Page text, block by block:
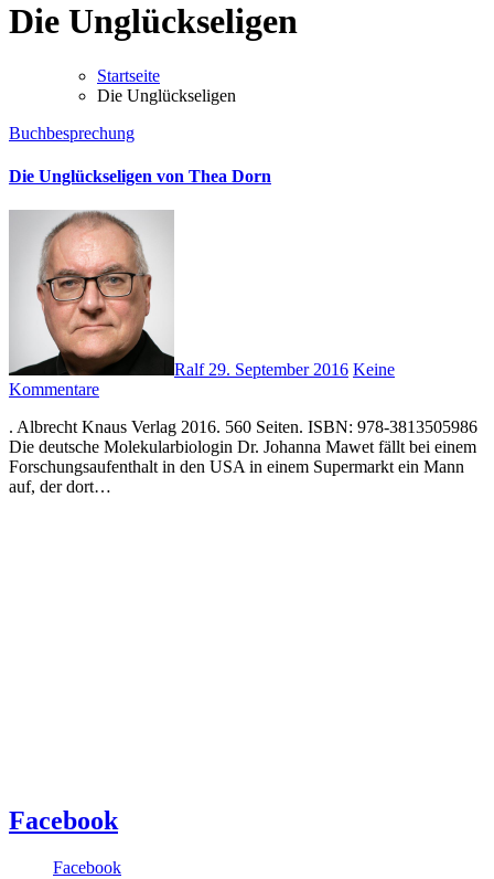
Die Unglückseligen
Startseite
Die Unglückseligen
Buchbesprechung
Die Unglückseligen von Thea Dorn
Ralf29. September 2016 Keine
Kommentare
. Albrecht Knaus Verlag 2016. 560 Seiten. ISBN: 978-3813505986
Die deutsche Molekularbiologin Dr. Johanna Mawet fällt bei einem
Forschungsaufenthalt in den USA in einem Supermarkt ein Mann
auf, der dort…
Facebook
Facebook